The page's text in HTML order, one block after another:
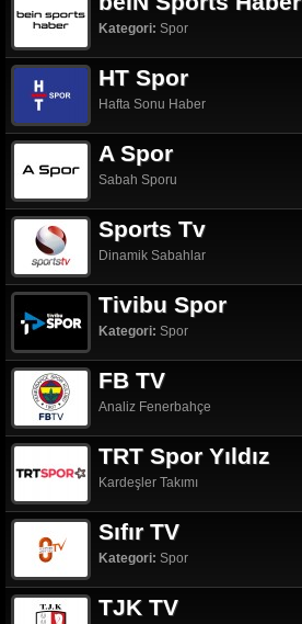
Kategori: Spor
HT Spor
Hafta Sonu Haber
A Spor
Sabah Sporu
Sports Tv
Dinamik Sabahlar
Tivibu Spor
Kategori: Spor
FB TV
Analiz Fenerbahçe
TRT Spor Yıldız
Kardeşler Takımı
Sıfır TV
Kategori: Spor
TJK TV